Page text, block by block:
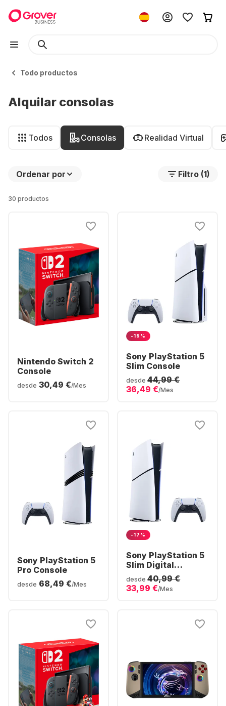
Todo productos
Alquilar consolas
Todos Consolas Realidad Virtual
Ordenar por Filtro (1)
30 productos
Nintendo Switch 2
Console
desde 30,49 €/Mes
-19%
Sony PlayStation 5
Slim Console
desde 44,99 €
36,49 €/Mes
Sony PlayStation 5
Pro Console
desde 68,49 €/Mes
-17%
Sony PlayStation 5
Slim Digital
Console
desde 40,99 €
33,99 €/Mes